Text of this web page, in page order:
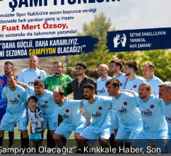
Olacağız” - Kırıkkale Haber, Son